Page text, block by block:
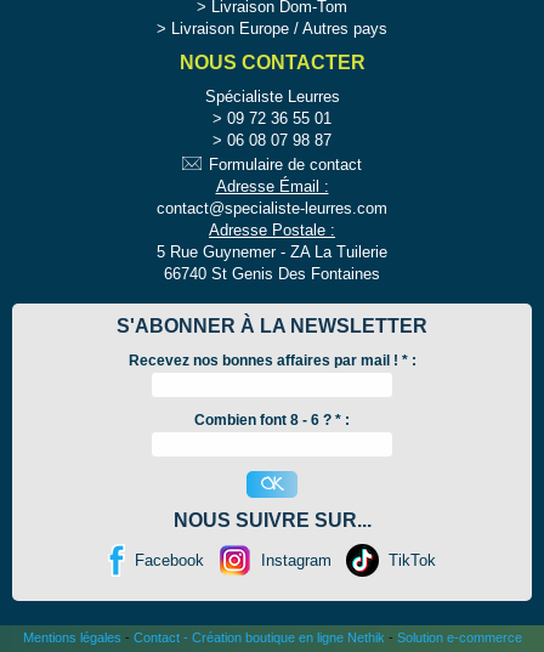
Livraison Dom-Tom
Livraison Europe / Autres pays
NOUS CONTACTER
Spécialiste Leurres
09 72 36 55 01
06 08 07 98 87
Formulaire de contact
Adresse Émail :
contact@specialiste-leurres.com
Adresse Postale :
5 Rue Guynemer - ZA La Tuilerie
66740 St Genis Des Fontaines
S'ABONNER À LA NEWSLETTER
Recevez nos bonnes affaires par mail ! *:
Combien font 8 - 6 ? * :
NOUS SUIVRE SUR...
Facebook Instagram TikTok
Mentions légales - Contact - Création boutique en ligne Nethik - Solution e-commerce